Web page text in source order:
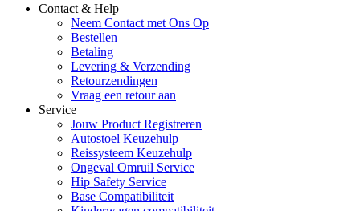
Contact & Help
Neem Contact met Ons Op
Bestellen
Betaling
Levering & Verzending
Retourzendingen
Vraag een retour aan
Service
Jouw Product Registreren
Autostoel Keuzehulp
Reissysteem Keuzehulp
Ongeval Omruil Service
Hip Safety Service
Base Compatibiliteit